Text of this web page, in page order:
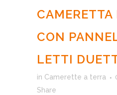
CAMERETTA
CON
LETTI
in Camerette a terra
Share